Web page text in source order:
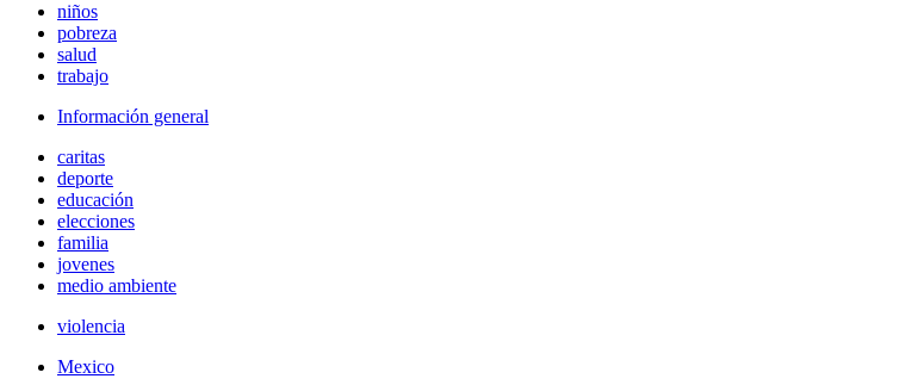
niños
pobreza
salud
trabajo
Información general
caritas
deporte
educación
elecciones
familia
jovenes
medio ambiente
violencia
Mexico